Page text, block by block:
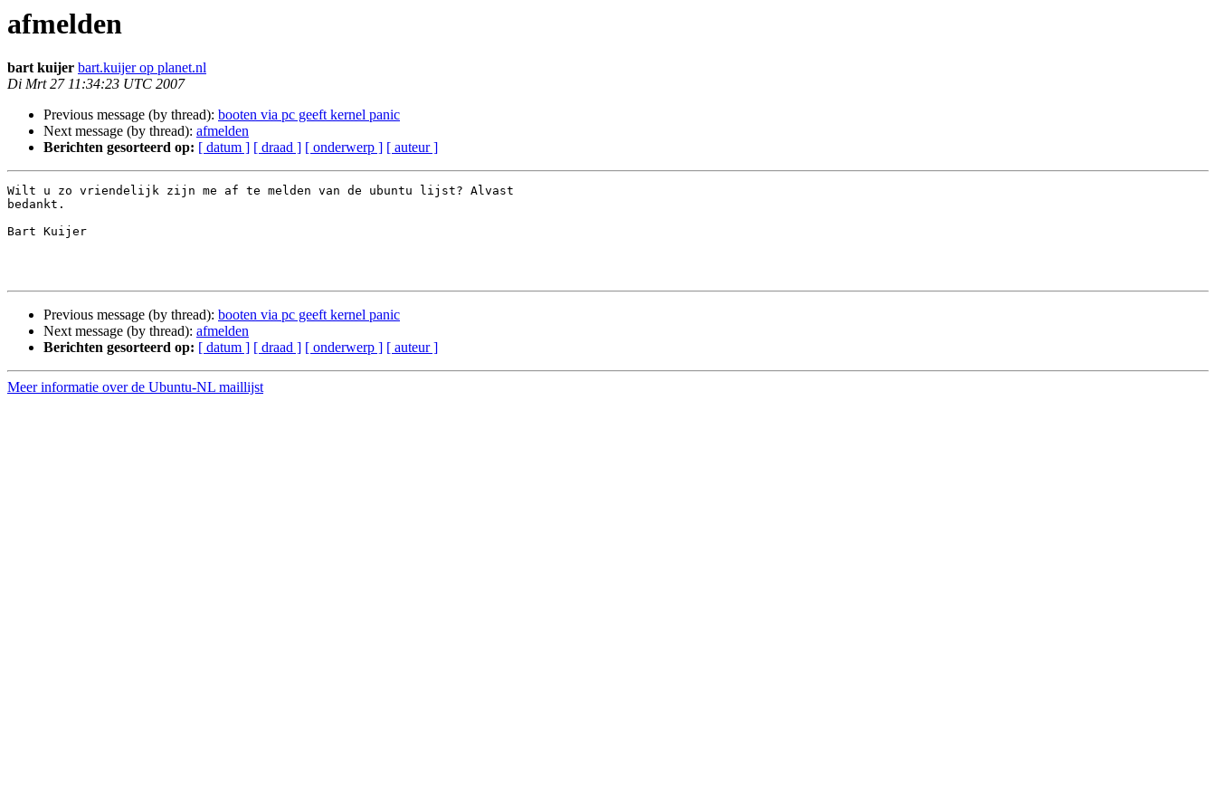
afmelden
bart kuijer bart.kuijer op planet.nl
Di Mrt 27 11:34:23 UTC 2007
Previous message (by thread): booten via pc geeft kernel panic
Next message (by thread): afmelden
Berichten gesorteerd op: [ datum ] [ draad ] [ onderwerp ] [ auteur ]
Wilt u zo vriendelijk zijn me af te melden van de ubuntu lijst? Alvast
bedankt.
Bart Kuijer
Previous message (by thread): booten via pc geeft kernel panic
Next message (by thread): afmelden
Berichten gesorteerd op: [ datum ] [ draad ] [ onderwerp ] [ auteur ]
Meer informatie over de Ubuntu-NL maillijst